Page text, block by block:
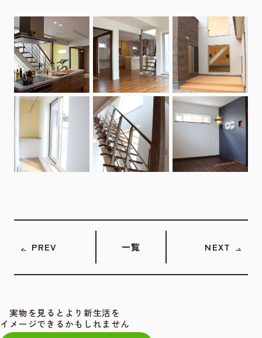
PREV 一覧 NEXT
実物を見るとより新生活を
イメージできるかもしれません